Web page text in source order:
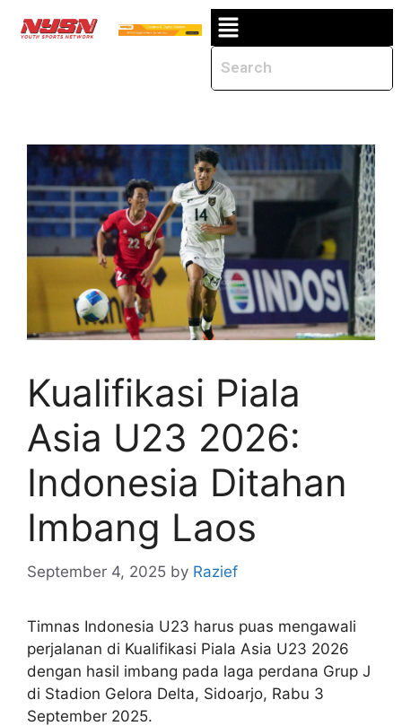
Kualifikasi Piala
Asia U23 2026:
Indonesia Ditahan
Imbang Laos
September 4, 2025 by Razief
Timnas Indonesia U23 harus puas mengawali
perjalanan di Kualifikasi Piala Asia U23 2026
dengan hasil imbang pada laga perdana Grup J
di Stadion Gelora Delta, Sidoarjo, Rabu 3
September 2025.